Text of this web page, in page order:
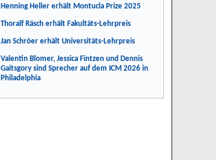
Henning Heller erhält Montucla Prize 2025
Thoralf Räsch erhält Fakultäts-Lehrpreis
Jan Schröer erhält Universitäts-Lehrpreis
Valentin Blomer, Jessica Fintzen und Dennis
Gaitsgory sind Sprecher auf dem ICM 2026 in
Philadelphia